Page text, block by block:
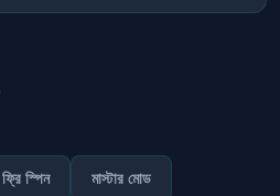
ফ্রি স্পিন মাস্টার মোড